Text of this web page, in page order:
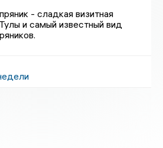
- сладкая визитная
и самый известный вид